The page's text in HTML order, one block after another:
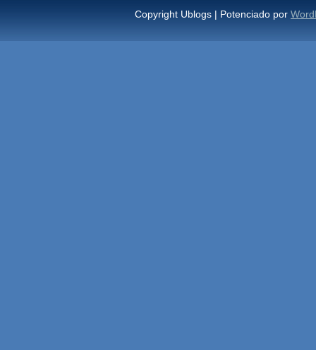
Copyright Ublogs | Potenciado por